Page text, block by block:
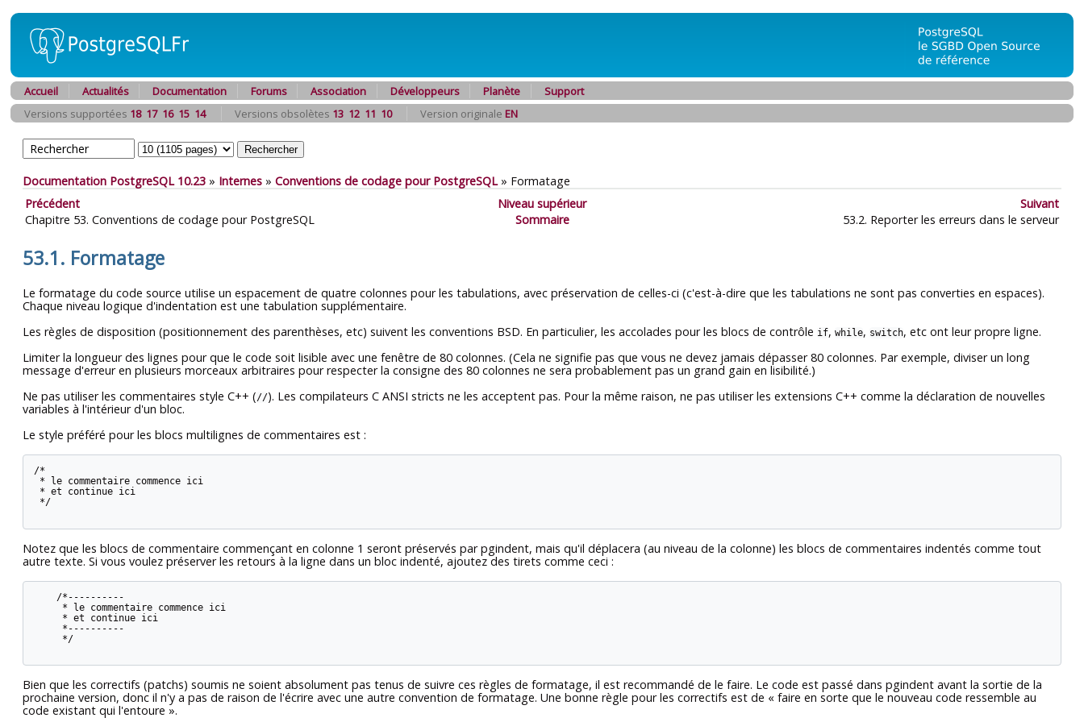
Accueil Actualités Documentation Forums Association Développeurs Planète
Support
Versions supportées 18 17 16 15 14 Versions obsolètes 13 12 11 10 Version originale EN
Documentation PostgreSQL 10.23 » Internes » Conventions de codage pour PostgreSQL» Formatage
Précédent
Niveau supérieur
Suivant
Chapitre 53. Conventions de codage pour PostgreSQL
Sommaire 53.2. Reporter les erreurs dans le serveur
53.1. Formatage
Le formatage du code source utilise un espacement de quatre colonnes pour les tabulations, avec préservation de celles-ci (c'est-à-dire que les tabulations ne sont pas converties en espaces).
Chaque niveau logique d'indentation est une tabulation supplémentaire.
Les règles de disposition (positionnement des parenthèses, etc) suivent les conventions BSD. En particulier, les accolades pour les blocs de contrôle if, while, switch, etc ont leur propre ligne.
Limiter la longueur des lignes pour que le code soit lisible avec une fenêtre de 80 colonnes. (Cela ne signifie pas que vous ne devez jamais dépasser 80 colonnes. Par exemple, diviser un long
message d'erreur en plusieurs morceaux arbitraires pour respecter la consigne des 80 colonnes ne sera probablement pas un grand gain en lisibilité.)
Ne pas utiliser les commentaires style C++ (//). Les compilateurs C ANSI stricts ne les acceptent pas. Pour la même raison, ne pas utiliser les extensions C++ comme la déclaration de nouvelles
variables à l'intérieur d'un bloc.
Le style préféré pour les blocs multilignes de commentaires est :
/*
* le commentaire commence ici
* et continue ici
*/
Notez que les blocs de commentaire commençant en colonne 1 seront préservés parpgindent, mais qu'il déplacera (au niveau de la colonne) les blocs de commentaires indentés comme tout
autre texte. Si vous voulez préserver les retours à la ligne dans un bloc indenté, ajoutez des tirets comme ceci :
    /*----------
     * le commentaire commence ici
     * et continue ici
     *----------
     */
Bien que les correctifs (patchs) soumis ne soient absolument pas tenus de suivre ces règles de formatage, il est recommandé de le faire. Le code est passé dans pgindent avant la sortie de la
prochaine version, donc il n'y a pas de raison de l'écrire avec une autre convention de formatage. Une bonne règle pour les correctifs est de « faire en sorte que le nouveau code ressemble au
code existant qui l'entoure ».